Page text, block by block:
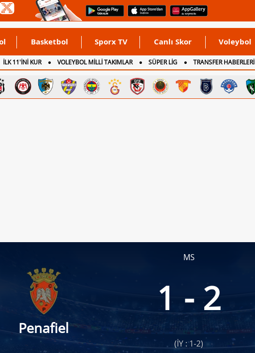
Basketbol Sporx TV Canlı Skor Voleybol
İLK 11'İNİ KUR VOLEYBOL MİLLİ TAKIMLAR SÜPER LİG TRANSFER HABERLERİ
İNGİLTERE
MS
Penafiel
1 - 2
(İY : 1-2)